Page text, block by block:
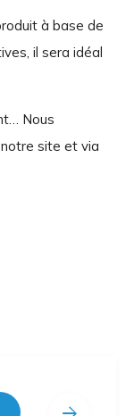
à base de
il sera idéal
Nous
site et via